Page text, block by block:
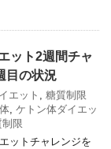
ット2週間チャ
目の状況
エット , 糖質制限
, ケトン体ダイエッ
限
ットチャレンジを